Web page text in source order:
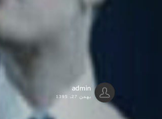
admin
بهمن 27, 1395